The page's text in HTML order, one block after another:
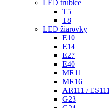
LED trubice
T5
T8
LED žiarovky
E10
E14
E27
E40
MR11
MR16
AR111 / ES111
G23